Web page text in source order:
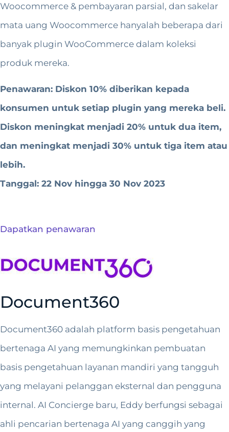
Woocommerce & pembayaran parsial, dan sakelar
mata uang Woocommerce hanyalah beberapa dari
banyak plugin WooCommerce dalam koleksi
produk mereka.
Penawaran: Diskon 10% diberikan kepada
konsumen untuk setiap plugin yang mereka beli.
Diskon meningkat menjadi 20% untuk dua item,
dan meningkat menjadi 30% untuk tiga item atau
lebih.
Tanggal: 22 Nov hingga 30 Nov 2023
Dapatkan penawaran
Document360
Document360 adalah platform basis pengetahuan
bertenaga AI yang memungkinkan pembuatan
basis pengetahuan layanan mandiri yang tangguh
yang melayani pelanggan eksternal dan pengguna
internal. AI Concierge baru, Eddy berfungsi sebagai
ahli pencarian bertenaga AI yang canggih yang